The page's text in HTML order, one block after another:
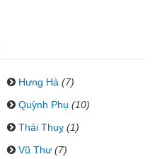
Hưng Hà (7)
Quỳnh Phụ (10)
Thái Thuỵ (1)
Vũ Thư (7)